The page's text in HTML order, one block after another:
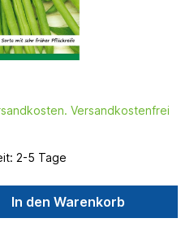
Versandkostenfrei
2-5 Tage
In den Warenkorb